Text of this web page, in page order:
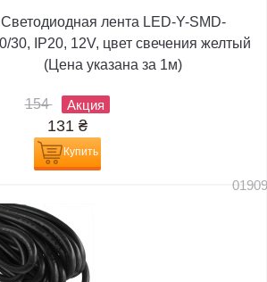
Светодиодная лента LED-Y-SMD-
30, IP20, 12V, цвет свечения желтый
(Цена указана за 1м)
154 Акция
131 ₴
Купить